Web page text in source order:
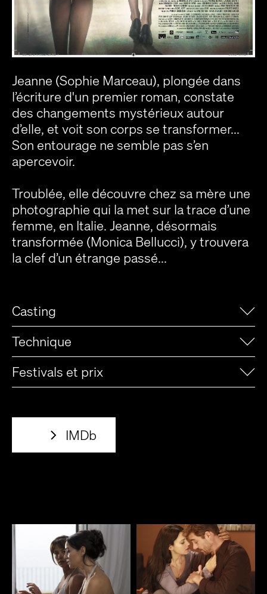
Jeanne (Sophie Marceau), plongée dans
l’écriture d'un premier roman, constate
des changements mystérieux autour
d’elle, et voit son corps se transformer...
Son entourage ne semble pas s’en
apercevoir.
Troublée, elle découvre chez sa mère une
photographie qui la met sur la trace d’une
femme, en Italie. Jeanne, désormais
transformée (Monica Bellucci), y trouvera
la clef d’un étrange passé...
Casting
Technique
Festivals et prix
IMDb